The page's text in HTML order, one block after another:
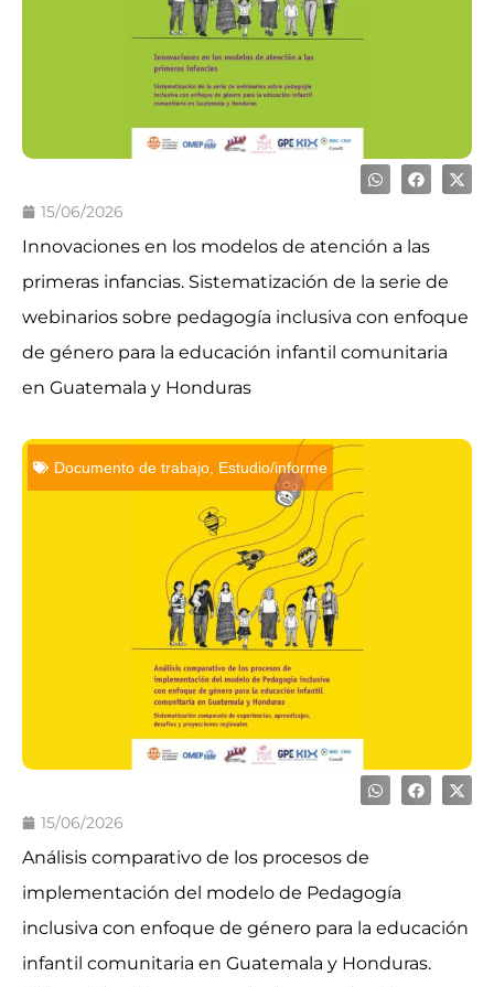
15/06/2026
Innovaciones en los modelos de atención a las
primeras infancias. Sistematización de la serie de
webinarios sobre pedagogía inclusiva con enfoque
de género para la educación infantil comunitaria
en Guatemala y Honduras
Documento de trabajo, Estudio/informe
15/06/2026
Análisis comparativo de los procesos de
implementación del modelo de Pedagogía
inclusiva con enfoque de género para la educación
infantil comunitaria en Guatemala y Honduras.